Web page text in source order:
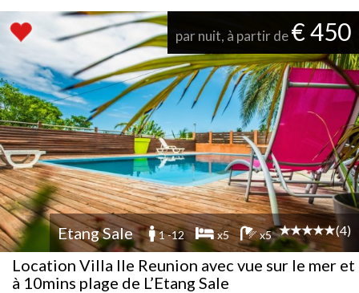
par nuit, à partir de€ 450
Etang Sale 1 -12 x5 x5 (4)
Location Villa Ile Reunion avec vue sur le mer et
à 10mins plage de L’Etang Sale